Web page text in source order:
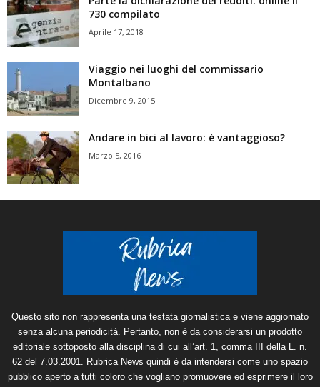
730 compilato
Aprile 17, 2018
Viaggio nei luoghi del commissario
Montalbano
Dicembre 9, 2015
Andare in bici al lavoro: è vantaggioso?
Marzo 5, 2016
Questo sito non rappresenta una testata giornalistica e viene aggiornato
senza alcuna periodicità. Pertanto, non è da considerarsi un prodotto
editoriale sottoposto alla disciplina di cui all’art. 1, comma III della L. n.
62 del 7.03.2001. Rubrica News quindi è da intendersi come uno spazio
pubblico aperto a tutti coloro che vogliano promuovere ed esprimere il loro